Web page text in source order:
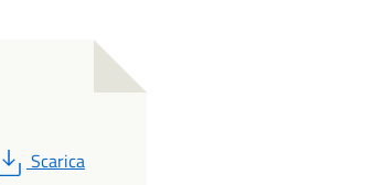
PDF
Scarica